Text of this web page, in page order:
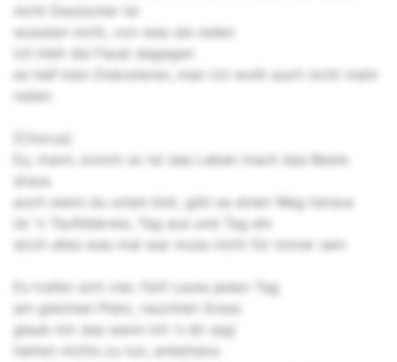
nicht Deutscher ist
wussten nicht, von was sie reden
ich hielt die Faust dagegen
es half kein Diskutieren, man ich wollt auch nicht mehr
reden
[Chorus]
Ey, mann, komm so ist das Leben mach das Beste
draus
auch wenn du unten bist, gibt es einen Weg heraus
ist 'n Teufelskreis, Tag aus und Tag ein
doch alles was mal war muss nicht für immer sein
Es trafen sich vier, fünf Leute jeden Tag
am gleichen Platz, rauchten Grass
glaub mir das wenn ich 's dir sag'
hatten nichts zu tun, arbeitslos